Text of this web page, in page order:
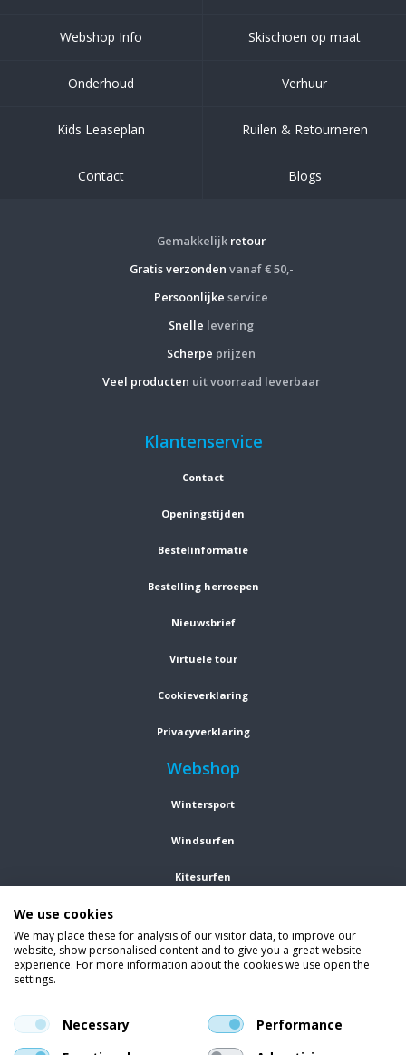
Webshop Info Skischoen op maat
Onderhoud Verhuur
Kids Leaseplan Ruilen & Retourneren
Contact Blogs
Gemakkelijk retour
Gratis verzonden vanaf € 50,-
Persoonlijke service
Snelle levering
Scherpe prijzen
Veel producten uit voorraad leverbaar
Klantenservice
Contact
Openingstijden
Bestelinformatie
Bestelling herroepen
Nieuwsbrief
Virtuele tour
Cookieverklaring
Privacyverklaring
Webshop
Wintersport
Windsurfen
Kitesurfen
Kleding
Vind ons op social media
En blijf op de hoogte van trends, aanbiedingen en kortingsacties.
We use cookies
We may place these for analysis of our visitor data, to improve our
website, show personalised content and to give you a great website
experience. For more information about the cookies we use open the
settings.
Necessary
Performance